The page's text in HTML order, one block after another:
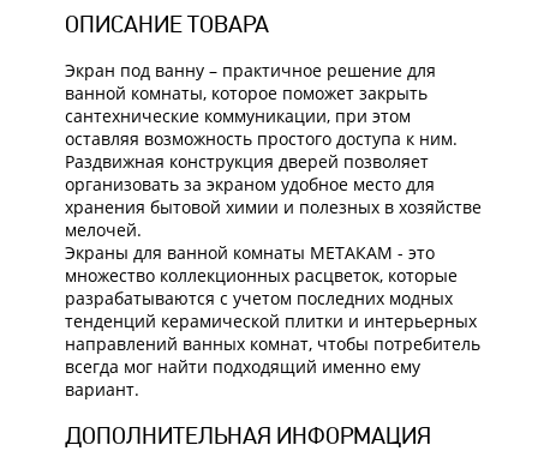
ОПИСАНИЕ ТОВАРА
Экран под ванну – практичное решение для
ванной комнаты, которое поможет закрыть
сантехнические коммуникации, при этом
оставляя возможность простого доступа к ним.
Раздвижная конструкция дверей позволяет
организовать за экраном удобное место для
хранения бытовой химии и полезных в хозяйстве
мелочей.
Экраны для ванной комнаты МЕТАКАМ - это
множество коллекционных расцветок, которые
разрабатываются с учетом последних модных
тенденций керамической плитки и интерьерных
направлений ванных комнат, чтобы потребитель
всегда мог найти подходящий именно ему
вариант.
ДОПОЛНИТЕЛЬНАЯ ИНФОРМАЦИЯ